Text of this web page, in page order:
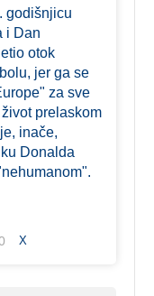
godišnjicu
i Dan
otok
jer ga se
za sve
prelaskom
inače,
Donalda
X